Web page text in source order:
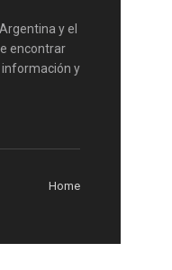
y el
encontrar
información y
Home